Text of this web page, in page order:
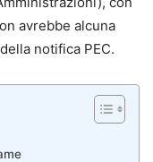
avrebbe alcuna
notifica PEC.